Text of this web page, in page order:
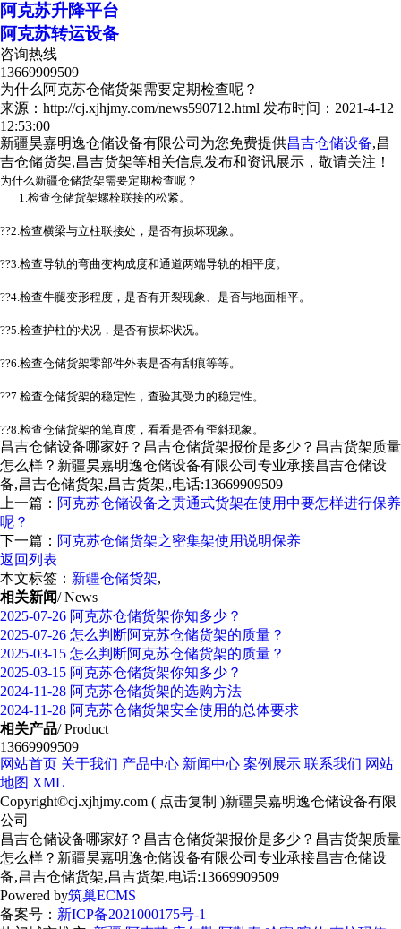
阿克苏升降平台
阿克苏转运设备
咨询热线
13669909509
为什么阿克苏仓储货架需要定期检查呢？
来源：http://cj.xjhjmy.com/news590712.html 发布时间：2021-4-12
12:53:00
新疆昊嘉明逸仓储设备有限公司为您免费提供昌吉仓储设备,昌
吉仓储货架,昌吉货架等相关信息发布和资讯展示，敬请关注！
为什么新疆仓储货架需要定期检查呢？
1.检查仓储货架螺栓联接的松紧。
??2.检查横梁与立柱联接处，是否有损坏现象。
??3.检查导轨的弯曲变构成度和通道两端导轨的相平度。
??4.检查牛腿变形程度，是否有开裂现象、是否与地面相平。
??5.检查护柱的状况，是否有损坏状况。
??6.检查仓储货架零部件外表是否有刮痕等等。
??7.检查仓储货架的稳定性，查验其受力的稳定性。
??8.检查仓储货架的笔直度，看看是否有歪斜现象。
昌吉仓储设备哪家好？昌吉仓储货架报价是多少？昌吉货架质量
怎么样？新疆昊嘉明逸仓储设备有限公司专业承接昌吉仓储设
备,昌吉仓储货架,昌吉货架,,电话:13669909509
上一篇： 阿克苏仓储设备之贯通式货架在使用中要怎样进行保养
呢？
下一篇： 阿克苏仓储货架之密集架使用说明保养
返回列表
本文标签： 新疆仓储货架,
相关新闻/ News
2025-07-26 阿克苏仓储货架你知多少？
2025-07-26 怎么判断阿克苏仓储货架的质量？
2025-03-15 怎么判断阿克苏仓储货架的质量？
2025-03-15 阿克苏仓储货架你知多少？
2024-11-28 阿克苏仓储货架的选购方法
2024-11-28 阿克苏仓储货架安全使用的总体要求
相关产品/ Product
13669909509
网站首页 关于我们 产品中心 新闻中心 案例展示 联系我们 网站
地图 XML
Copyright©cj.xjhjmy.com ( 点击复制 )新疆昊嘉明逸仓储设备有限
公司
昌吉仓储设备哪家好？昌吉仓储货架报价是多少？昌吉货架质量
怎么样？新疆昊嘉明逸仓储设备有限公司专业承接昌吉仓储设
备,昌吉仓储货架,昌吉货架,电话:13669909509
Powered by筑巢ECMS
备案号： 新ICP备2021000175号-1